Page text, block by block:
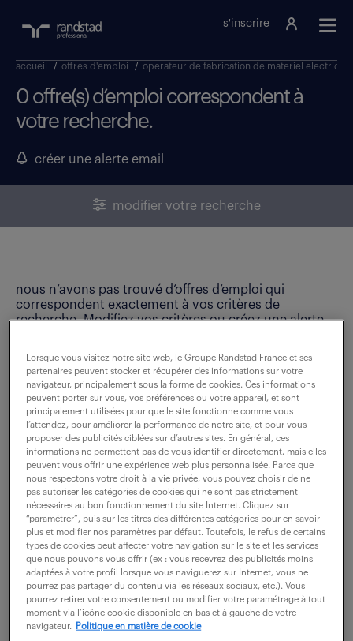
s'inscrire
accueil / offres d'emploi / operateur de fabrication de materiel
0 offre(s) d’emploi correspondent à
votre recherche.
créer une alerte email
modifier votre recherche
nous n’avons pas trouvé d’offres d’emploi qui
correspondent exactement à vos critères de
recherche. Modifiez vos critères ou créez une alerte
ne ratez aucune
opportunité.
recevez chaque semaine par mail les offres qui
correspondent à votre dernière recherche.
créer une alerte
Lorsque vous visitez notre site web, le Groupe Randstad France et ses
partenaires peuvent stocker et récupérer des informations sur votre
navigateur, principalement sous la forme de cookies. Ces informations
peuvent porter sur vous, vos préférences ou votre appareil, et sont
principalement utilisées pour que le site fonctionne comme vous
l’attendez, pour améliorer la performance de notre site, et pour vous
proposer des publicités ciblées sur d’autres sites. En général, ces
informations ne permettent pas de vous identifier directement, mais elles
peuvent vous offrir une expérience web plus personnalisée. Parce que
nous respectons votre droit à la vie privée, vous pouvez choisir de ne
pas autoriser les catégories de cookies qui ne sont pas strictement
nécessaires au bon fonctionnement du site Internet. Cliquez sur
“paramétrer”, puis sur les titres des différentes catégories pour en savoir
plus et modifier nos paramètres par défaut. Toutefois, le refus de certains
types de cookies peut affecter votre navigation sur le site et les services
que nous pouvons vous offrir (ex : vous recevrez des publicités moins
adaptées à votre profil lorsque vous naviguerez sur Internet, vous ne
pourrez pas partager du contenu via les réseaux sociaux, etc.). Vous
pourrez retirer votre consentement ou modifier votre paramétrage à tout
moment via l’icône cookie disponible en bas et à gauche de votre
navigateur.
Politique en matière de cookie